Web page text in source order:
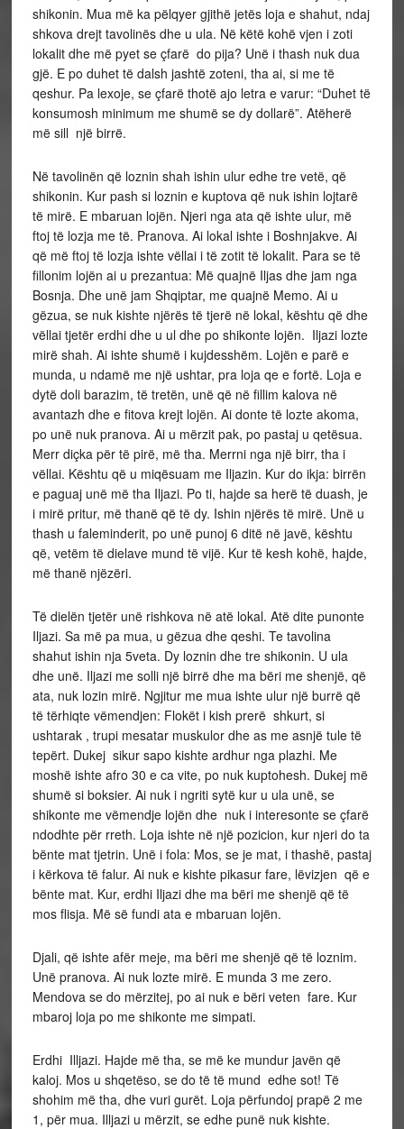
shikonin. Mua më ka pëlqyer gjithë jetës loja e shahut, ndaj
shkova drejt tavolinës dhe u ula. Në këtë kohë vjen i zoti
lokalit dhe më pyet se çfarë do pija? Unë i thash nuk dua
gjë. E po duhet të dalsh jashtë zoteni, tha ai, si me të
qeshur. Pa lexoje, se çfarë thotë ajo letra e varur: “Duhet të
konsumosh minimum me shumë se dy dollarë”. Atëherë
më sill një birrë.
Në tavolinën që loznin shah ishin ulur edhe tre vetë, që
shikonin. Kur pash si loznin e kuptova që nuk ishin lojtarë
të mirë. E mbaruan lojën. Njeri nga ata që ishte ulur, më
ftoj të lozja me të. Pranova. Ai lokal ishte i Boshnjakve. Ai
që më ftoj të lozja ishte vëllai i të zotit të lokalit. Para se të
fillonim lojën ai u prezantua: Më quajnë Iljas dhe jam nga
Bosnja. Dhe unë jam Shqiptar, me quajnë Memo. Ai u
gëzua, se nuk kishte njërës të tjerë në lokal, kështu që dhe
vëllai tjetër erdhi dhe u ul dhe po shikonte lojën. Iljazi lozte
mirë shah. Ai ishte shumë i kujdesshëm. Lojën e parë e
munda, u ndamë me një ushtar, pra loja qe e fortë. Loja e
dytë doli barazim, të tretën, unë që në fillim kalova në
avantazh dhe e fitova krejt lojën. Ai donte të lozte akoma,
po unë nuk pranova. Ai u mërzit pak, po pastaj u qetësua.
Merr diçka për të pirë, më tha. Merrni nga një birr, tha i
vëllai. Kështu që u miqësuam me Iljazin. Kur do ikja: birrën
e paguaj unë më tha Iljazi. Po ti, hajde sa herë të duash, je
i mirë pritur, më thanë që të dy. Ishin njërës të mirë. Unë u
thash u faleminderit, po unë punoj 6 ditë në javë, kështu
që, vetëm të dielave mund të vijë. Kur të kesh kohë, hajde,
më thanë njëzëri.
Të dielën tjetër unë rishkova në atë lokal. Atë dite punonte
Iljazi. Sa më pa mua, u gëzua dhe qeshi. Te tavolina
shahut ishin nja 5veta. Dy loznin dhe tre shikonin. U ula
dhe unë. Iljazi me solli një birrë dhe ma bëri me shenjë, që
ata, nuk lozin mirë. Ngjitur me mua ishte ulur një burrë që
të tërhiqte vëmendjen: Flokët i kish prerë shkurt, si
ushtarak , trupi mesatar muskulor dhe as me asnjë tule të
tepërt. Dukej sikur sapo kishte ardhur nga plazhi. Me
moshë ishte afro 30 e ca vite, po nuk kuptohesh. Dukej më
shumë si boksier. Ai nuk i ngriti sytë kur u ula unë, se
shikonte me vëmendje lojën dhe nuk i interesonte se çfarë
ndodhte për rreth. Loja ishte në një pozicion, kur njeri do ta
bënte mat tjetrin. Unë i fola: Mos, se je mat, i thashë, pastaj
i kërkova të falur. Ai nuk e kishte pikasur fare, lëvizjen që e
bënte mat. Kur, erdhi Iljazi dhe ma bëri me shenjë që të
mos flisja. Më së fundi ata e mbaruan lojën.
Djali, që ishte afër meje, ma bëri me shenjë që të loznim.
Unë pranova. Ai nuk lozte mirë. E munda 3 me zero.
Mendova se do mërzitej, po ai nuk e bëri veten fare. Kur
mbaroj loja po me shikonte me simpati.
Erdhi Illjazi. Hajde më tha, se më ke mundur javën që
kaloj. Mos u shqetëso, se do të të mund edhe sot! Të
shohim më tha, dhe vuri gurët. Loja përfundoj prapë 2 me
1, për mua. Illjazi u mërzit, se edhe punë nuk kishte.